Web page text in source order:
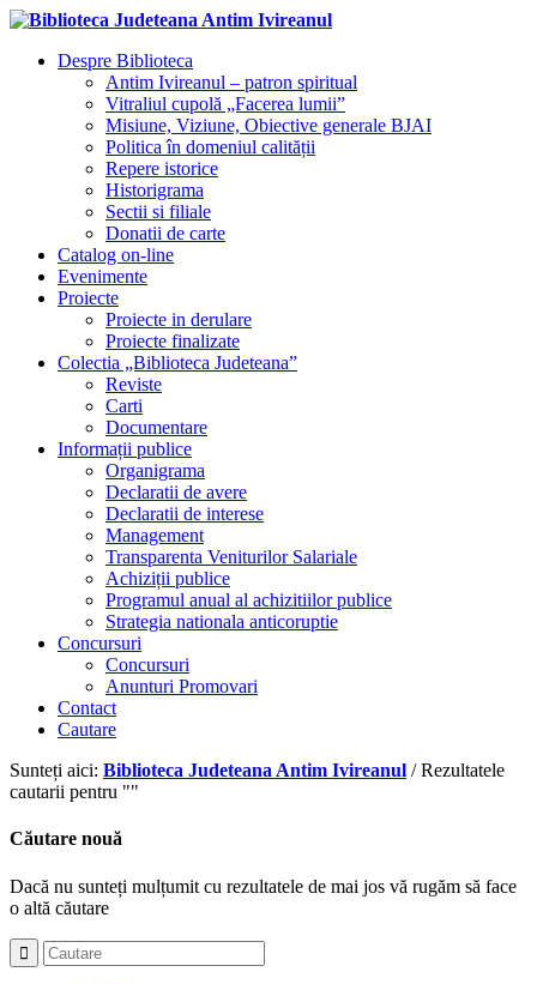
Despre Biblioteca
Antim Ivireanul – patron spiritual
Vitraliul cupolă „Facerea lumii”
Misiune, Viziune, Obiective generale BJAI
Politica în domeniul calității
Repere istorice
Historigrama
Sectii si filiale
Donatii de carte
Catalog on-line
Evenimente
Proiecte
Proiecte in derulare
Proiecte finalizate
Colectia „Biblioteca Judeteana”
Reviste
Carti
Documentare
Informații publice
Organigrama
Declaratii de avere
Declaratii de interese
Management
Transparenta Veniturilor Salariale
Achiziții publice
Programul anual al achizitiilor publice
Strategia nationala anticoruptie
Concursuri
Concursuri
Anunturi Promovari
Contact
Cautare
Sunteți aici: Biblioteca Judeteana Antim Ivireanul / Rezultatele
cautarii pentru ""
Căutare nouă
Dacă nu sunteți mulțumit cu rezultatele de mai jos vă rugăm să face
o altă căutare